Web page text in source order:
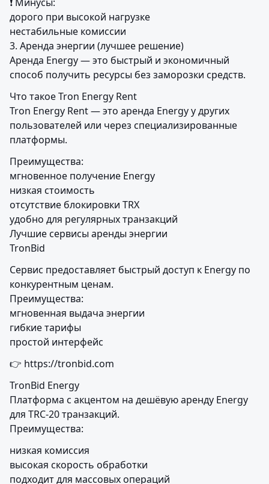
дорого при высокой нагрузке
нестабильные комиссии
3. Аренда энергии (лучшее решение)
Аренда Energy — это быстрый и экономичный
способ получить ресурсы без заморозки средств.
Что такое Tron Energy Rent
Tron Energy Rent — это аренда Energy у других
пользователей или через специализированные
платформы.
Преимущества:
мгновенное получение Energy
низкая стоимость
отсутствие блокировки TRX
удобно для регулярных транзакций
Лучшие сервисы аренды энергии
TronBid
Сервис предоставляет быстрый доступ к Energy по
конкурентным ценам.
Преимущества:
мгновенная выдача энергии
гибкие тарифы
простой интерфейс
👉 https://tronbid.com
TronBid Energy
Платформа с акцентом на дешёвую аренду Energy
для TRC-20 транзакций.
Преимущества:
низкая комиссия
высокая скорость обработки
подходит для массовых операций